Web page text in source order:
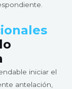
iniciar el
antelación,